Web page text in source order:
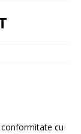
conformitate cu